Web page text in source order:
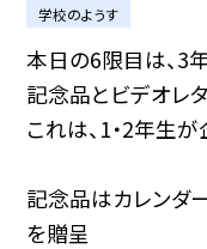
学校のようす
本日の6限目は、3
記念品とビデオレ
これは、1・2年生
記念品はカレンダ
を贈呈